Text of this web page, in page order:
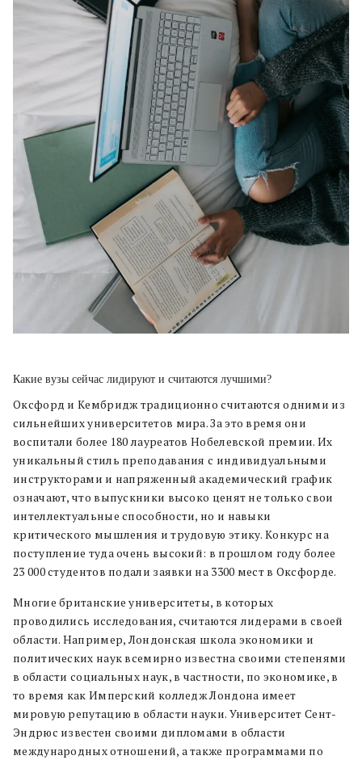
Какие вузы сейчас лидируют и считаются лучшими?
Оксфорд и Кембридж традиционно считаются одними из
сильнейших университетов мира. За это время они
воспитали более 180 лауреатов Нобелевской премии. Их
уникальный стиль преподавания с индивидуальными
инструкторами и напряженный академический график
означают, что выпускники высоко ценят не только свои
интеллектуальные способности, но и навыки
критического мышления и трудовую этику. Конкурс на
поступление туда очень высокий: в прошлом году более
23 000 студентов подали заявки на 3300 мест в Оксфорде.
Многие британские университеты, в которых
проводились исследования, считаются лидерами в своей
области. Например, Лондонская школа экономики и
политических наук всемирно известна своими степенями
в области социальных наук, в частности, по экономике, в
то время как Имперский колледж Лондона имеет
мировую репутацию в области науки. Университет Сент-
Эндрюс известен своими дипломами в области
международных отношений, а также программами по